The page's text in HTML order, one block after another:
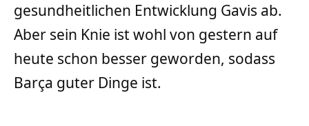
gesundheitlichen Entwicklung Gavis ab.
Aber sein Knie ist wohl von gestern auf
heute schon besser geworden, sodass
Barça guter Dinge ist.